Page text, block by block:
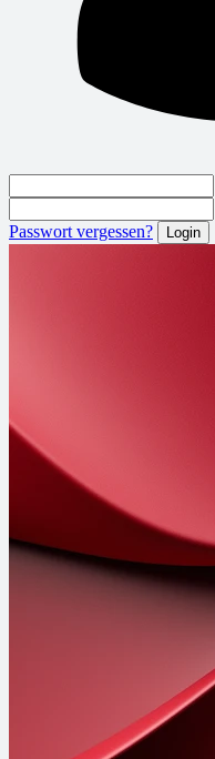
Passwort vergessen?